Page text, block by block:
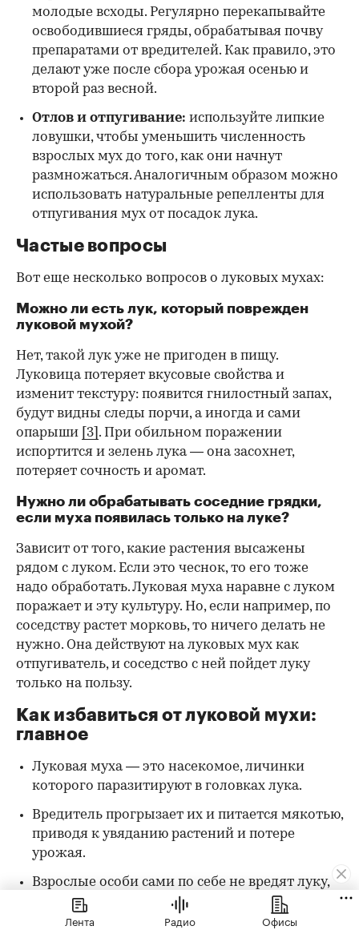
молодые всходы. Регулярно перекапывайте
освободившиеся гряды, обрабатывая почву
препаратами от вредителей. Как правило, это
делают уже после сбора урожая осенью и
второй раз весной.
Отлов и отпугивание: используйте липкие
ловушки, чтобы уменьшить численность
взрослых мух до того, как они начнут
размножаться. Аналогичным образом можно
использовать натуральные репелленты для
отпугивания мух от посадок лука.
Частые вопросы
Вот еще несколько вопросов о луковых мухах:
Можно ли есть лук, который поврежден
луковой мухой?
Нет, такой лук уже не пригоден в пищу.
Луковица потеряет вкусовые свойства и
изменит текстуру: появится гнилостный запах,
будут видны следы порчи, а иногда и сами
опарыши
[3] . При обильном поражении
испортится и зелень лука — она засохнет,
потеряет сочность и аромат.
Нужно ли обрабатывать соседние грядки,
если муха появилась только на луке?
Зависит от того, какие растения высажены
рядом с луком. Если это чеснок, то его тоже
надо обработать. Луковая муха наравне с луком
поражает и эту культуру. Но, если например, по
соседству растет морковь, то ничего делать не
нужно. Она действуют на луковых мух как
отпугиватель, и соседство с ней пойдет луку
только на пользу.
Как избавиться от луковой мухи:
главное
Луковая муха — это насекомое, личинки
которого паразитируют в головках лука.
Вредитель прогрызает их и питается мякотью,
приводя к увяданию растений и потере
урожая.
Взрослые особи сами по себе не вредят луку,
но они делают рядом с ним кладки, из
которых потом вылупляются личинки.
Лента Радио Офисы